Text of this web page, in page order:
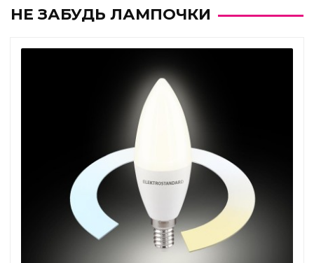
НЕ ЗАБУДЬ ЛАМПОЧКИ